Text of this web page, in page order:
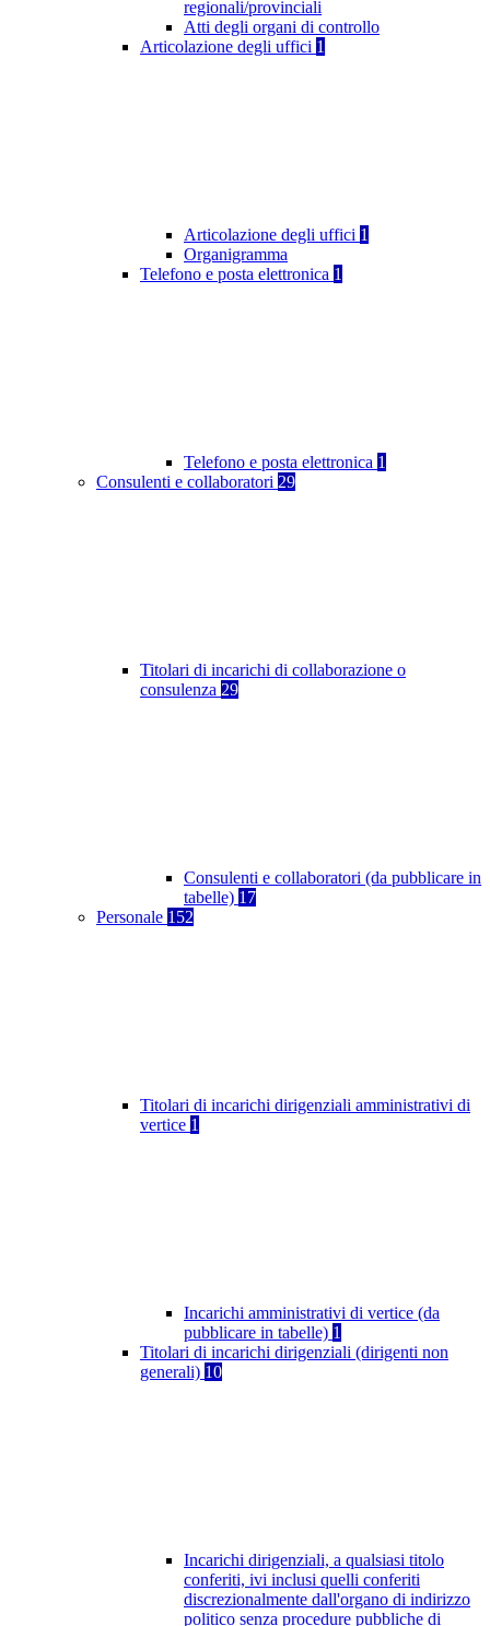
regionali/provinciali
Atti degli organi di controllo
Articolazione degli uffici 1
Articolazione degli uffici 1
Organigramma
Telefono e posta elettronica 1
Telefono e posta elettronica 1
Consulenti e collaboratori 29
Titolari di incarichi di collaborazione o
consulenza 29
Consulenti e collaboratori (da pubblicare in
tabelle) 17
Personale 152
Titolari di incarichi dirigenziali amministrativi di
vertice 1
Incarichi amministrativi di vertice (da
pubblicare in tabelle) 1
Titolari di incarichi dirigenziali (dirigenti non
generali) 10
Incarichi dirigenziali, a qualsiasi titolo
conferiti, ivi inclusi quelli conferiti
discrezionalmente dall'organo di indirizzo
politico senza procedure pubbliche di